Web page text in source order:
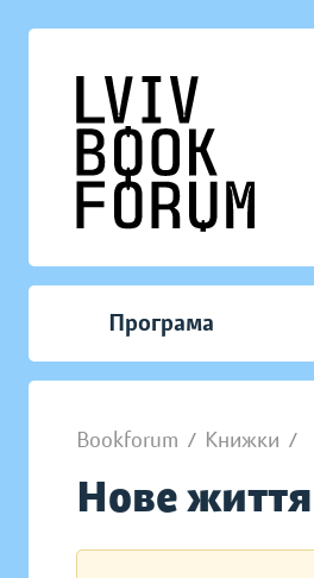
Програма
Bookforum / Книжки /
Нове життя